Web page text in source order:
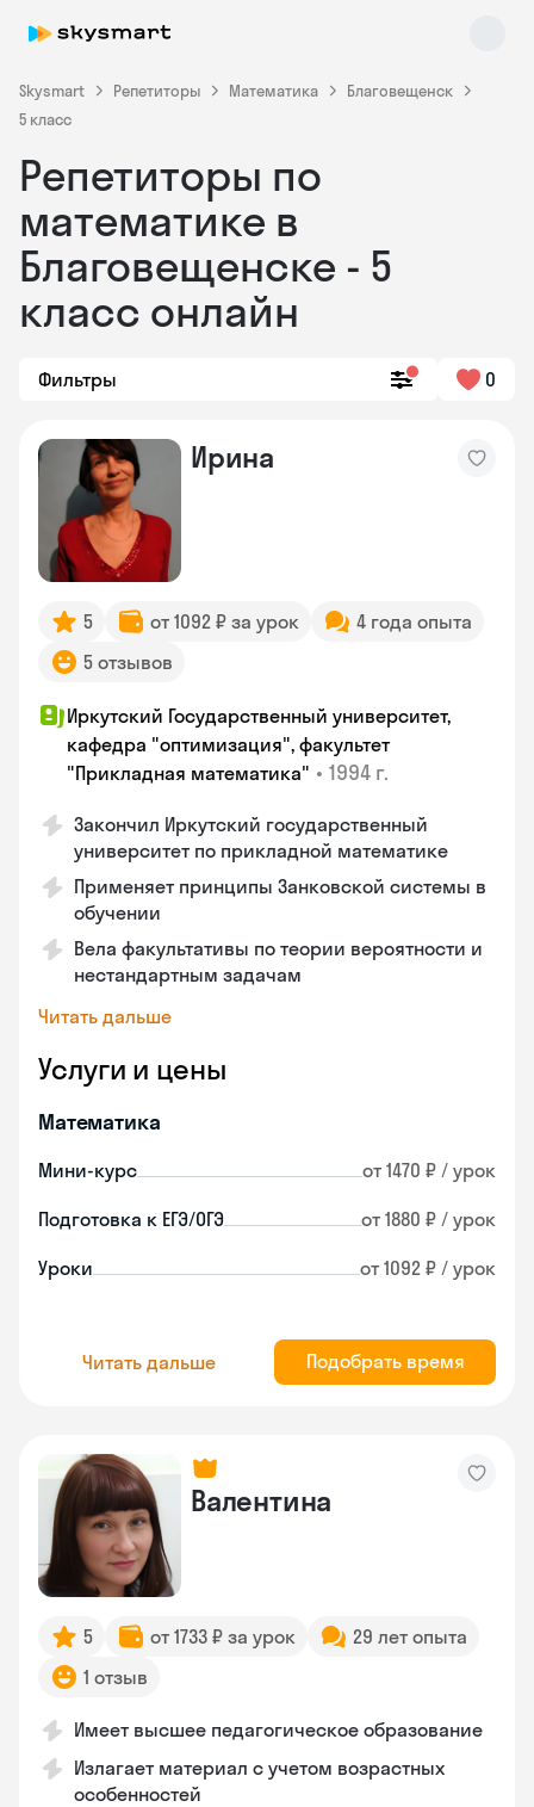
Skysmart Репетиторы Математика
Благовещенск
5 класс
Репетиторы по
математике в
Благовещенске - 5
класс онлайн
Фильтры 0
Ирина
5 от 1092 ₽ за урок
4 года опыта
5 отзывов
Иркутский Государственный университет,
кафедра "оптимизация", факультет
"Прикладная математика" • 1994 г.
Закончил Иркутский государственный
университет по прикладной математике
Применяет принципы Занковской системы в
обучении
Вела факультативы по теории вероятности и
нестандартным задачам
Читать дальше
Услуги и цены
Математика
Мини-курс от 1470 ₽ / урок
Подготовка к ЕГЭ/ОГЭ от 1880 ₽ / урок
Уроки от 1092 ₽ / урок
Читать дальше Подобрать время
Валентина
5 от 1733 ₽ за урок
29 лет опыта
1 отзыв
Имеет высшее педагогическое образование
Излагает материал с учетом возрастных
особенностей
Skysmart Chat